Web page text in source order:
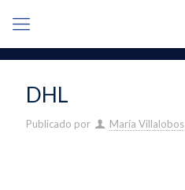
DHL
Publicado por María Villalobos